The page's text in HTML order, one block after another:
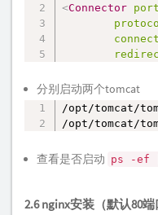
<Connector port
分别启动两个tomcat
/opt/tomcat/
/opt/tomcat/
查看是否启动 ps -ef
2.6 nginx安装（默认80端